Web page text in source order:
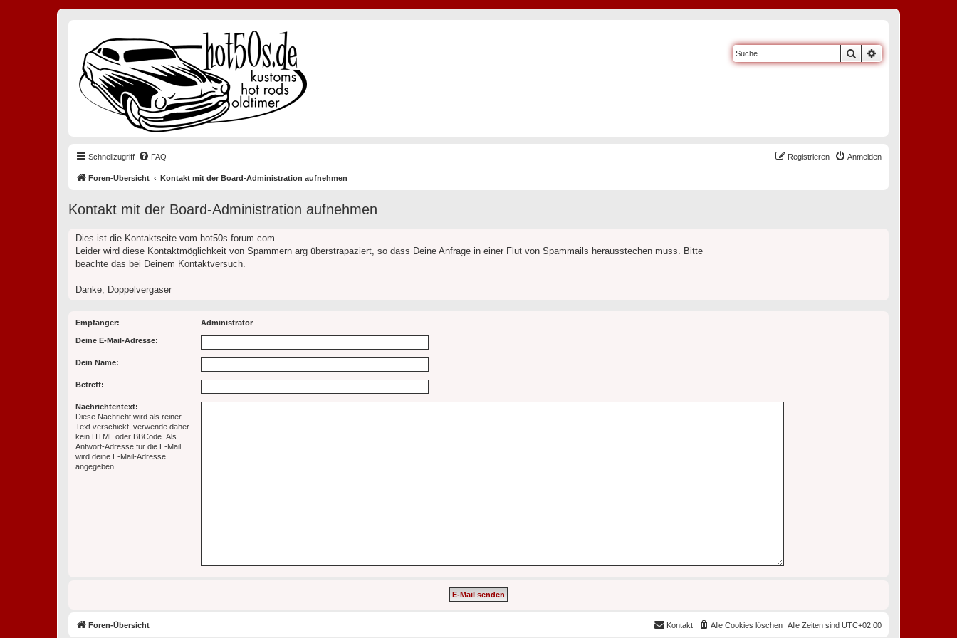
Suche
Schnellzugriff FAQ Anmelden
Registrieren
Foren-Übersicht Kontakt mit der Board-Administration aufnehmen
Kontakt mit der Board-Administration aufnehmen
Dies ist die Kontaktseite vom hot50s-forum.com.
Leider wird diese Kontaktmöglichkeit von Spammern arg überstrapaziert, so dass Deine Anfrage in einer Flut von Spammails herausstechen muss. Bitte
beachte das bei Deinem Kontaktversuch.
Danke, Doppelvergaser
Empfänger: Administrator
Deine E-Mail-Adresse:
Dein Name:
Betreff:
Nachrichtentext:
Diese Nachricht wird als reiner
Text verschickt, verwende daher
kein HTML oder BBCode. Als
Antwort-Adresse für die E-Mail
wird deine E-Mail-Adresse
angegeben.
Foren-Übersicht Alle Zeiten sind UTC+02:00
Alle Cookies löschen
Kontakt